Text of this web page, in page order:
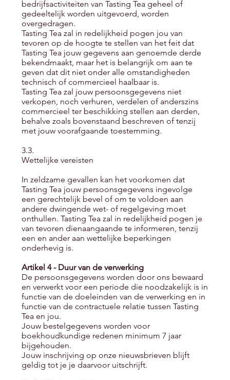
bedrijfsactiviteiten van Tasting Tea geheel of
gedeeltelijk worden uitgevoerd, worden
overgedragen.
Tasting Tea zal in redelijkheid pogen jou van
tevoren op de hoogte te stellen van het feit dat
Tasting Tea jouw gegevens aan genoemde derde
bekendmaakt, maar het is belangrijk om aan te
geven dat dit niet onder alle omstandigheden
technisch of commercieel haalbaar is.
Tasting Tea zal jouw persoonsgegevens niet
verkopen, noch verhuren, verdelen of anderszins
commercieel ter beschikking stellen aan derden,
behalve zoals bovenstaand beschreven of tenzij
met jouw voorafgaande toestemming.
3.3.
Wettelijke vereisten
In zeldzame gevallen kan het voorkomen dat
Tasting Tea jouw persoonsgegevens ingevolge
een gerechtelijk bevel of om te voldoen aan
andere dwingende wet- of regelgeving moet
onthullen. Tasting Tea zal in redelijkheid pogen je
van tevoren dienaangaande te informeren, tenzij
een en ander aan wettelijke beperkingen
onderhevig is.
Artikel 4 - Duur van de verwerking
De persoonsgegevens worden door ons bewaard
en verwerkt voor een periode die noodzakelijk is in
functie van de doeleinden van de verwerking en in
functie van de contractuele relatie tussen Tasting
Tea en jou.
Jouw bestelgegevens worden voor
boekhoudkundige redenen minimum 7 jaar
bijgehouden.
Jouw inschrijving op onze nieuwsbrieven blijft
geldig tot je je daarvoor uitschrijft.